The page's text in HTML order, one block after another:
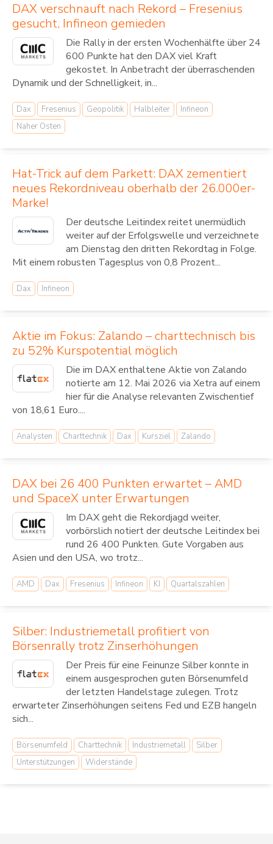
DAX verschnauft nach Rekord – Fresenius
gesucht, Infineon gemieden
Die Rally in der ersten Wochenhälfte über 24
600 Punkte hat den DAX viel Kraft
gekostet. In Anbetracht der überraschenden
Dynamik und der Schnelligkeit, in...
Dax Fresenius Geopolitik Halbleiter
Infineon
Naher Osten
Hat-Trick auf dem Parkett: DAX zementiert
neues Rekordniveau oberhalb der 26.000er-
Marke!
Der deutsche Leitindex reitet unermüdlich
weiter auf der Erfolgswelle und verzeichnete
am Dienstag den dritten Rekordtag in Folge.
Mit einem robusten Tagesplus von 0,8 Prozent...
Dax Infineon
Aktie im Fokus: Zalando – charttechnisch bis
zu 52% Kurspotential möglich
Die im DAX enthaltene Aktie von Zalando
notierte am 12. Mai 2026 via Xetra auf einem
hier für die Analyse relevanten Zwischentief
von 18,61 Euro....
Analysten Charttechnik Dax Kursziel Zalando
DAX bei 26 400 Punkten erwartet – AMD
und SpaceX unter Erwartungen
Im DAX geht die Rekordjagd weiter,
vorbörslich notiert der deutsche Leitindex bei
rund 26 400 Punkten. Gute Vorgaben aus
Asien und den USA, wo trotz...
AMD Dax Fresenius Infineon KI Quartalszahlen
Silber: Industriemetall profitiert von
Börsenrally trotz Zinserhöhungen
Der Preis für eine Feinunze Silber konnte in
einem ausgesprochen guten Börsenumfeld
der letzten Handelstage zulegen. Trotz
erwarteter Zinserhöhungen seitens Fed und EZB hangeln
sich...
Börsenumfeld Charttechnik Industriemetall
Silber
Unterstützungen
Widerstände